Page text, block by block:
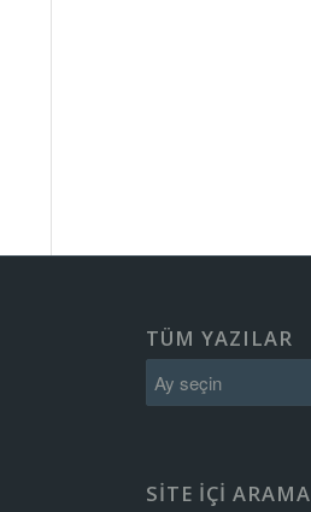
TÜM YAZILAR
SITE IÇI ARAMA